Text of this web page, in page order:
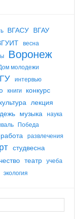
ВГАСУ ВГАУ
весна
Воронеж
молодежи
интервью
книги конкурс
культура лекция
музыка наука
Победа
работа развлечения
студвесна
театр учеба
экология